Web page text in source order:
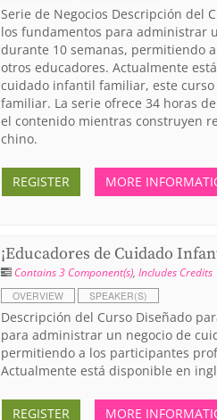
Serie de Negocios Descripción del
los fundamentos para administrar
durante 10 semanas, permitiendo
otros educadores. Actualmente
cuidado infantil familiar, este
familiar. La serie ofrece 34 horas
el contenido mientras construyen
chino.
REGISTER MORE
¡Educadores de Cuidado
Contains 3 Component(s), Includes Credits
OVERVIEW SPEAKER(S)
Descripción del Curso Diseñado
para administrar un negocio de
permitiendo a los participantes
Actualmente está disponible en
REGISTER MORE